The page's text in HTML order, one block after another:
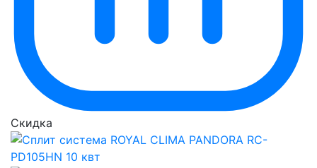
Скидка